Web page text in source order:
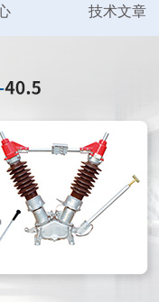
技术文章